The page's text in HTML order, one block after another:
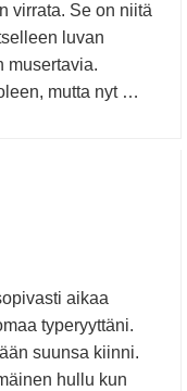
virrata. Se on niitä
luvan
musertavia.
mutta nyt …
aikaa
typeryyttäni.
suunsa kiinni.
hullu kun